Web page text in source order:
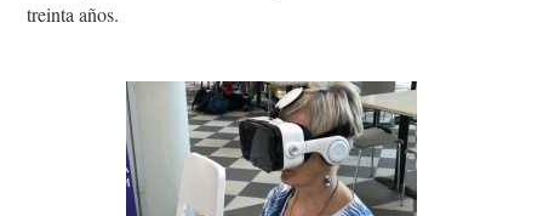
treinta años.